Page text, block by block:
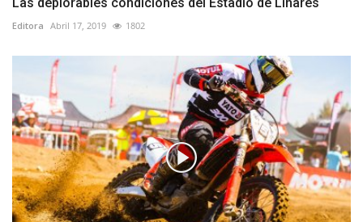
Editora Abril 17, 2019 1802